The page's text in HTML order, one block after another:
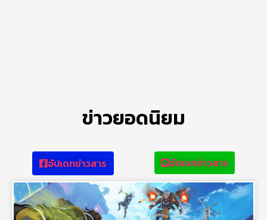
ข่าวยอดนิยม
อัปเดทข่าวสาร อัปเดทข่าวสาร